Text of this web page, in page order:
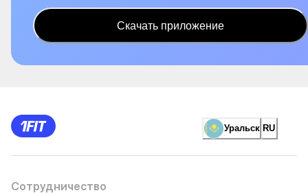
Скачать приложение
Уральск RU
Сотрудничество